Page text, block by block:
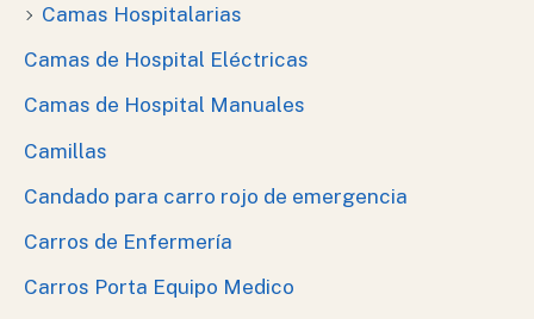
Camas Hospitalarias
Camas de Hospital Eléctricas
Camas de Hospital Manuales
Camillas
Candado para carro rojo de emergencia
Carros de Enfermería
Carros Porta Equipo Medico